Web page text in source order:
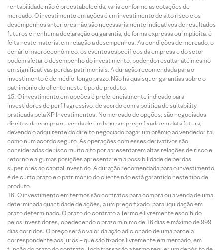
rentabilidade não é preestabelecida, varia conforme as cotações de
mercado. O investimento em ações é um investimento de alto risco e os
desempenhos anteriores não são necessariamente indicativos de resultados
futuros e nenhuma declaração ou garantia, de forma expressa ou implícita, é
feita neste material em relação a desempenhos. As condições de mercado, o
cenário macroeconômico, os eventos específicos da empresa e do setor
podem afetar o desempenho do investimento, podendo resultar até mesmo
em significativas perdas patrimoniais. A duração recomendada para o
investimento é de médio-longo prazo. Não há quaisquer garantias sobre o
patrimônio do cliente neste tipo de produto.
O investimento em opções é preferencialmente indicado para
investidores de perfil agressivo, de acordo com a política de suitability
praticada pela XP Investimentos. No mercado de opções, são negociados
direitos de compra ou venda de um bem por preço fixado em data futura,
devendo o adquirente do direito negociado pagar um prêmio ao vendedor tal
como num acordo seguro. As operações com esses derivativos são
consideradas de risco muito alto por apresentarem altas relações de risco e
retorno e algumas posições apresentarem a possibilidade de perdas
superiores ao capital investido. A duração recomendada para o investimento
é de curto prazo e o patrimônio do cliente não está garantido neste tipo de
produto.
O investimento em termos são contratos para compra ou a venda de uma
determinada quantidade de ações, a um preço fixado, para liquidação em
prazo determinado. O prazo do contrato a Termo é livremente escolhido
pelos investidores, obedecendo o prazo mínimo de 16 dias e máximo de 999
dias corridos. O preço será o valor da ação adicionado de uma parcela
correspondente aos juros – que são fixados livremente em mercado, em